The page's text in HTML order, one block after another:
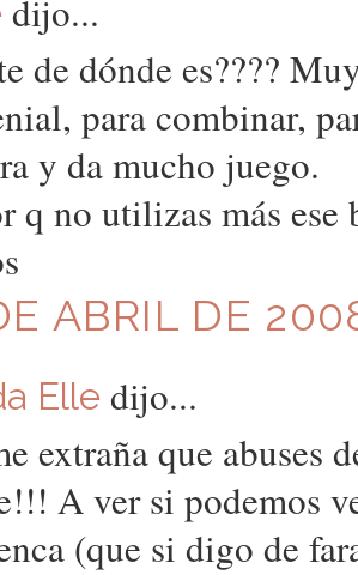
dijo...
de dónde es????
para combinar,
y da mucho juego.
q no utilizas más
ABRIL DE
Elle dijo...
extraña que abuses
A ver si podemos
(que si digo de